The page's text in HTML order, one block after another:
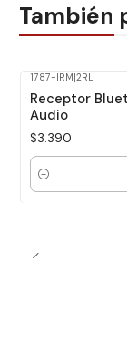
También
1787-IRM|2RL
Receptor
Audio
$3.390
Cantidad